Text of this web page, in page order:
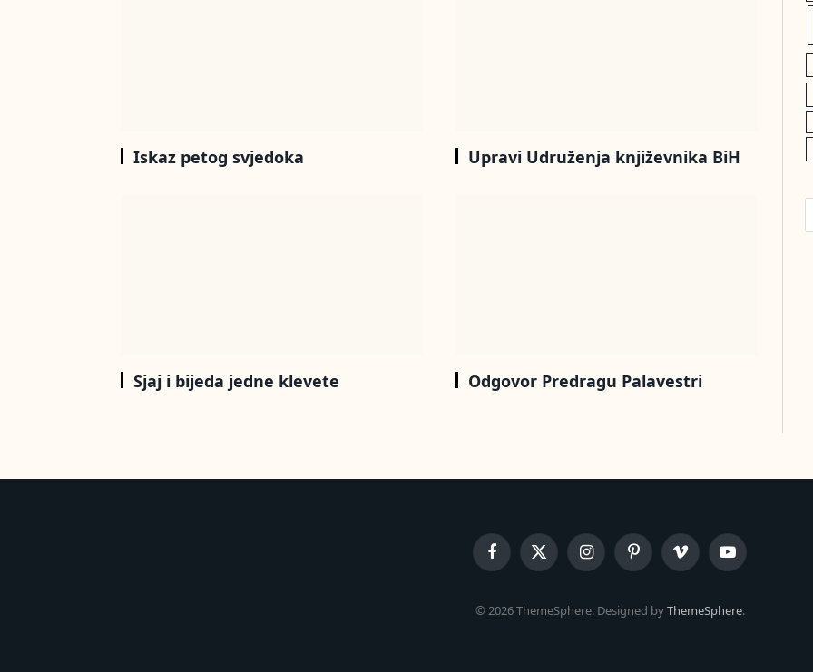
Iskaz petog svjedoka Upravi Udruženja književnika BiH
Sjaj i bijeda jedne klevete Odgovor Predragu Palavestri
FacebookX
(Twitter)
InstagramPinterestVimeo YouTube
© 2026 ThemeSphere. Designed byThemeSphere.